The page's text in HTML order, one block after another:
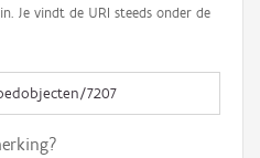
Je vindt de URI steeds onder de